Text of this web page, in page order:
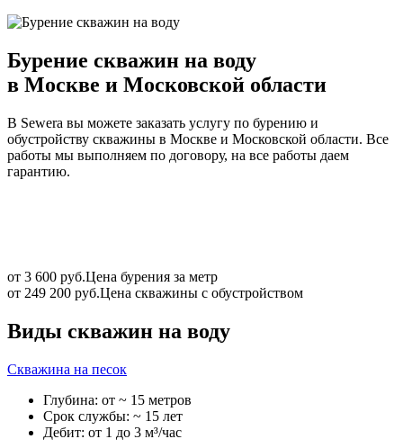
Бурение скважин на воду
в Москве и Московской области
В Sewera вы можете заказать услугу по бурению и
обустройству скважины в Москве и Московской области. Все
работы мы выполняем по договору, на все работы даем
гарантию.
от 3 600 руб.Цена бурения за метр
от 249 200 руб.Цена скважины с обустройством
Виды скважин на воду
Скважина на песок
Глубина: от ~ 15 метров
Срок службы: ~ 15 лет
Дебит: от 1 до 3 м³/час